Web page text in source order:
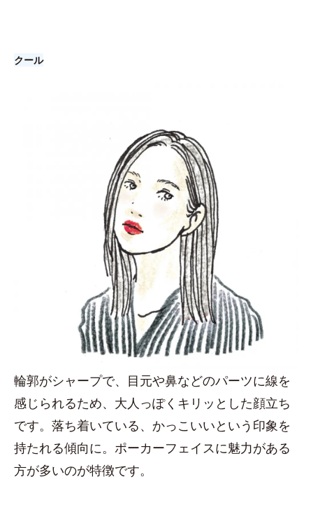
クール
輪郭がシャープで、目元や鼻などのパーツに線を
感じられるため、大人っぽくキリッとした顔立ち
です。落ち着いている、かっこいいという印象を
持たれる傾向に。ポーカーフェイスに魅力がある
方が多いのが特徴です。